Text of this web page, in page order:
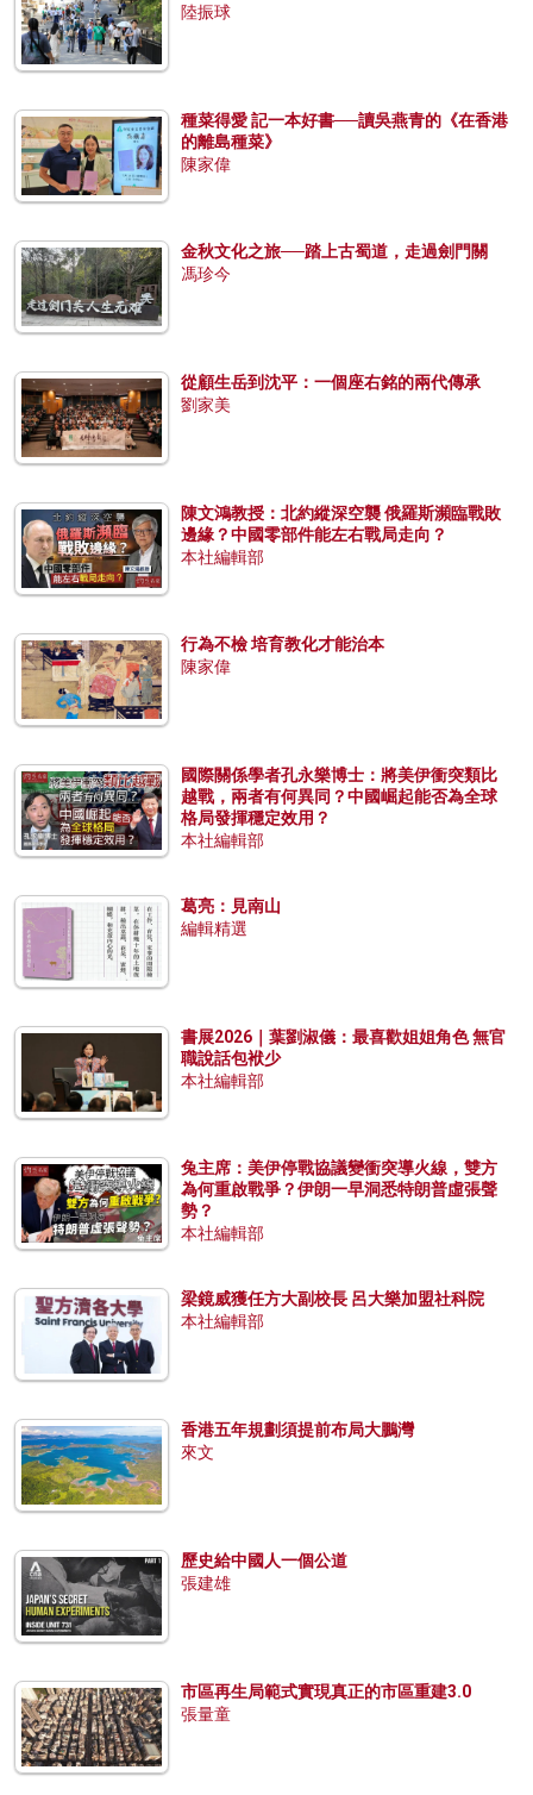
陸振球
種菜得愛 記一本好書──讀吳燕青的《在香港
的離島種菜》
陳家偉
金秋文化之旅──踏上古蜀道，走過劍門關
馮珍今
從顧生岳到沈平：一個座右銘的兩代傳承
劉家美
陳文鴻教授：北約縱深空襲 俄羅斯瀕臨戰敗
邊緣？中國零部件能左右戰局走向？
本社編輯部
行為不檢 培育教化才能治本
陳家偉
國際關係學者孔永樂博士：將美伊衝突類比
越戰，兩者有何異同？中國崛起能否為全球
格局發揮穩定效用？
本社編輯部
葛亮：見南山
編輯精選
書展2026｜葉劉淑儀：最喜歡姐姐角色 無官
職說話包袱少
本社編輯部
兔主席：美伊停戰協議變衝突導火線，雙方
為何重啟戰爭？伊朗一早洞悉特朗普虛張聲
勢？
本社編輯部
梁鏡威獲任方大副校長 呂大樂加盟社科院
本社編輯部
香港五年規劃須提前布局大鵬灣
來文
歷史給中國人一個公道
張建雄
市區再生局範式實現真正的市區重建3.0
張量童